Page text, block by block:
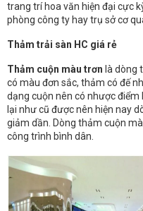
trang trí hoa văn hiện đại cực
phòng công ty hay trụ sở cơ
Thảm trải sàn HC giá rẻ
Thảm cuộn màu trơn là dòng
có màu đơn sắc, thảm có đế
dạng cuộn nên có nhược điểm
lại như cũ được nên hiện nay
giảm dần. Dòng thảm cuộn
công trình bình dân.